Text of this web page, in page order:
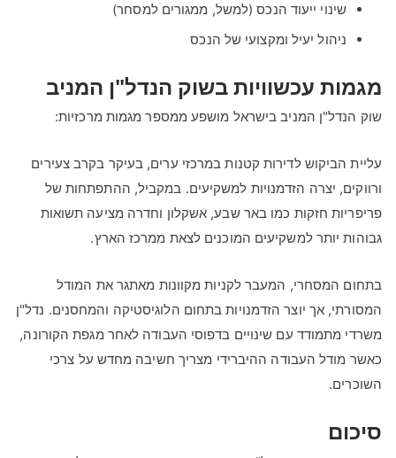
שינוי ייעוד הנכס (למשל, ממגורים למסחר)
ניהול יעיל ומקצועי של הנכס
מגמות עכשוויות בשוק הנדל"ן המניב
שוק הנדל"ן המניב בישראל מושפע ממספר מגמות מרכזיות:
עליית הביקוש לדירות קטנות במרכזי ערים, בעיקר בקרב צעירים
ורווקים, יצרה הזדמנויות למשקיעים. במקביל, ההתפתחות של
פריפריות חזקות כמו באר שבע, אשקלון וחדרה מציעה תשואות
גבוהות יותר למשקיעים המוכנים לצאת ממרכז הארץ.
בתחום המסחרי, המעבר לקניות מקוונות מאתגר את המודל
המסורתי, אך יוצר הזדמנויות בתחום הלוגיסטיקה והמחסנים. נדל"ן
משרדי מתמודד עם שינויים בדפוסי העבודה לאחר מגפת הקורונה,
כאשר מודל העבודה ההיברידי מצריך חשיבה מחדש על צרכי
השוכרים.
סיכום